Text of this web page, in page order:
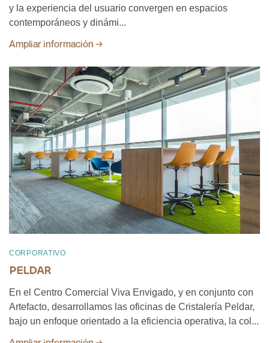
y la experiencia del usuario convergen en espacios
contemporáneos y dinámi...
Ampliar información →
CORPORATIVO
PELDAR
En el Centro Comercial Viva Envigado, y en conjunto con
Artefacto, desarrollamos las oficinas de Cristalería Peldar,
bajo un enfoque orientado a la eficiencia operativa, la col...